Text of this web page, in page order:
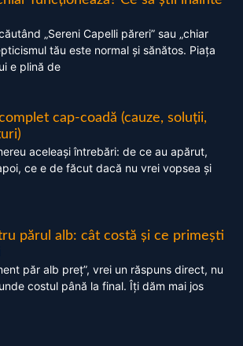
„Sereni Capelli păreri” sau „chiar
tău este normal și sănătos. Piața
e plină de
cap-coadă (cauze, soluții,
aceleași întrebări: de ce au apărut,
ce e de făcut dacă nu vrei vopsea și
părul alb: cât costă și ce primești
păr alb preț”, vrei un răspuns direct, nu
costul până la final. Îți dăm mai jos